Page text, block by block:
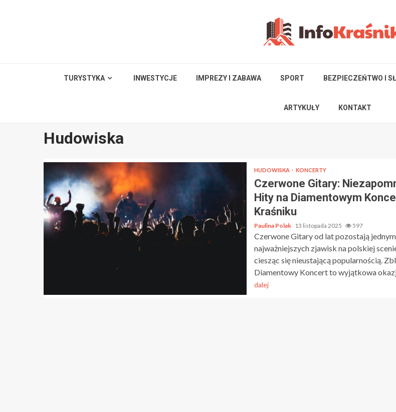
TURYSTYKA INWESTYCJE IMPREZY I ZABAWA SPORT BEZPIECZEŃTWO I
ARTYKUŁY KONTAKT
Hudowiska
HUDOWISKA KONCERTY
Czerwone Gitary:
Hity na Diamentowym
Kraśniku
Paulina Polak 13 listopada 2025 597
Czerwone Gitary od lat pozostają
najważniejszych zjawisk na polskiej
ciesząc się nieustającą popularnością.
Diamentowy Koncert to wyjątkowa
dalej